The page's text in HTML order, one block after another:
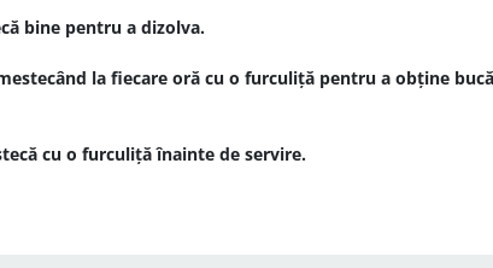
bine pentru a dizolva.
la fiecare oră cu o furculiță pentru a obține
cu o furculiță înainte de servire.